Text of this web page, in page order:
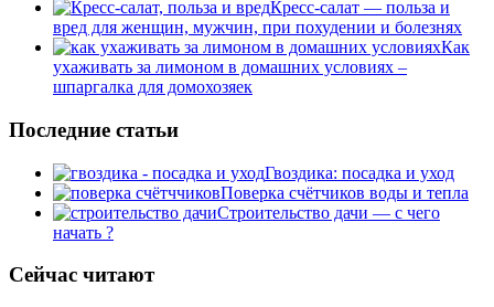
Кресс-салат — польза и
вред для женщин, мужчин, при похудении и болезнях
Как
ухаживать за лимоном в домашних условиях –
шпаргалка для домохозяек
Последние статьи
Гвоздика: посадка и уход
Поверка счётчиков воды и тепла
Строительство дачи — с чего
начать ?
Сейчас читают